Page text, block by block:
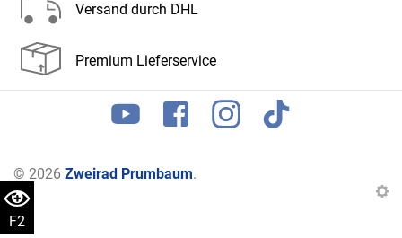
F2
Versand durch DHL
Premium Lieferservice
© 2026 Zweirad Prumbaum.